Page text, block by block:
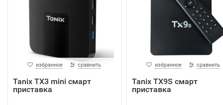
избранное сравнить
Tanix TX3 mini смарт
приставка
избранное сравнить
Tanix TX9S смарт
приставка